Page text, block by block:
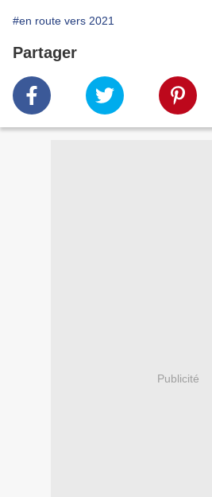
#en route vers 2021
Partager
Publicité